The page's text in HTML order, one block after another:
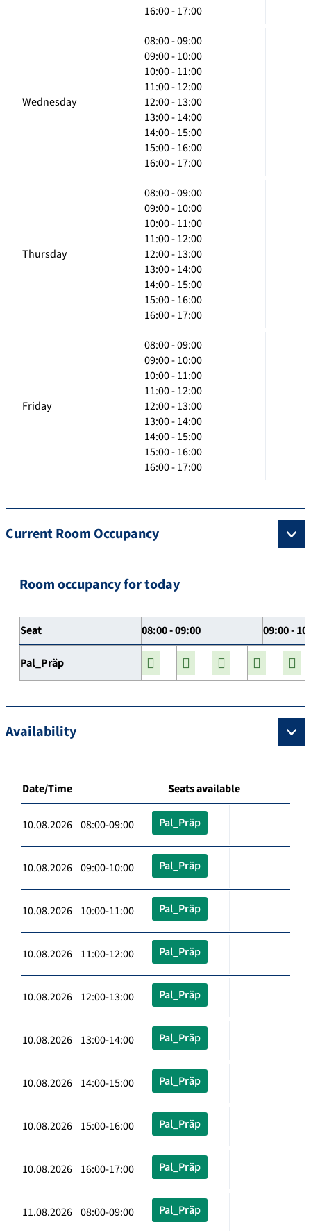
16:00 - 17:00
Wednesday
08:00 - 09:00
09:00 - 10:00
10:00 - 11:00
11:00 - 12:00
12:00 - 13:00
13:00 - 14:00
14:00 - 15:00
15:00 - 16:00
16:00 - 17:00
Thursday
08:00 - 09:00
09:00 - 10:00
10:00 - 11:00
11:00 - 12:00
12:00 - 13:00
13:00 - 14:00
14:00 - 15:00
15:00 - 16:00
16:00 - 17:00
Friday
08:00 - 09:00
09:00 - 10:00
10:00 - 11:00
11:00 - 12:00
12:00 - 13:00
13:00 - 14:00
14:00 - 15:00
15:00 - 16:00
16:00 - 17:00
Current Room Occupancy
Room occupancy for today
Seat 08:00 - 09:00 09:00 -
Pal_Präp
Availability
Date/Time Seats available
10.08.2026 08:00-09:00 Pal_Präp
10.08.2026 09:00-10:00 Pal_Präp
10.08.2026 10:00-11:00 Pal_Präp
10.08.2026 11:00-12:00 Pal_Präp
10.08.2026 12:00-13:00 Pal_Präp
10.08.2026 13:00-14:00 Pal_Präp
10.08.2026 14:00-15:00 Pal_Präp
10.08.2026 15:00-16:00 Pal_Präp
10.08.2026 16:00-17:00 Pal_Präp
11.08.2026 08:00-09:00 Pal_Präp